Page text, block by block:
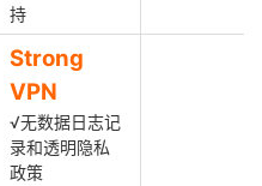
持
Strong
VPN
√无数据日志记
录和透明隐私
政策